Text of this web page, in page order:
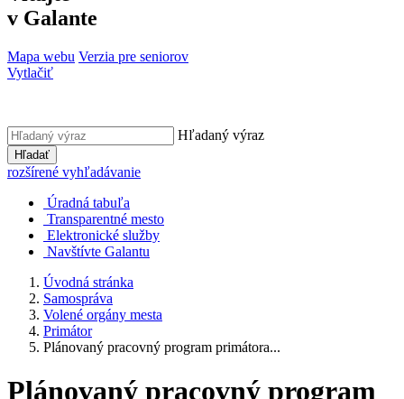
v Galante
Mapa webu Verzia pre seniorov
Vytlačiť
Hľadaný výraz
Hľadať
rozšírené vyhľadávanie
Úradná tabuľa
Transparentné mesto
Elektronické služby
Navštívte Galantu
Úvodná stránka
Samospráva
Volené orgány mesta
Primátor
Plánovaný pracovný program primátora...
Plánovaný pracovný program